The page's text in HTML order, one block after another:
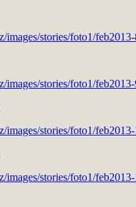
images/stories/foto1/
images/stories/foto1/
images/stories/foto1/
images/stories/foto1/